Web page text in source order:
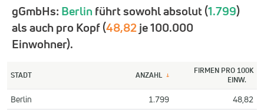
gGmbHs: Berlin führt sowohl absolut (1.799)
als auch pro Kopf (48,82je 100.000
Einwohner).
STADT ANZAHL ↓
FIRMEN PRO 100K
EINW.
Berlin 1.799
48,82